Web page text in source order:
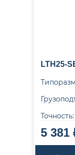
LTH25-
Точность:
5 381